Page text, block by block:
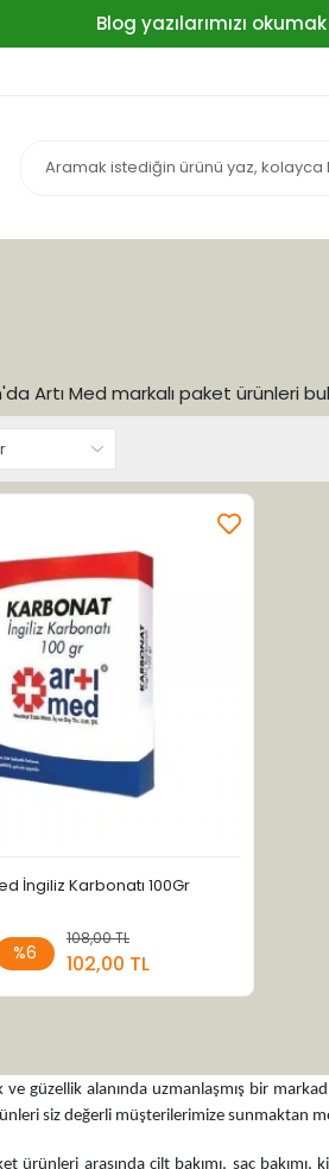
Blog yazılarımızı
Artı Med markalı paket ürünleri
İngiliz Karbonatı 100Gr
%6
108,00 TL
102,00 TL
Stokta Yok
ve güzellik alanında uzmanlaşmış bir
siz değerli müşterilerimize sunmaktan
ürünleri arasında cilt bakımı, saç